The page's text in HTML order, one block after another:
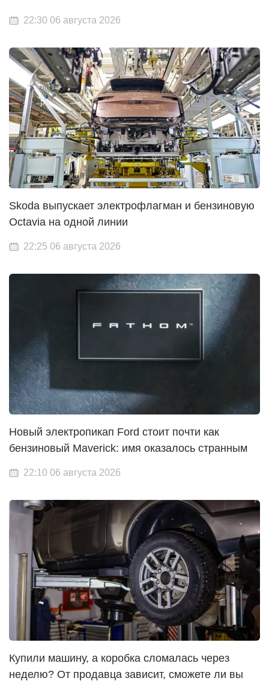
22:30 06 августа 2026
Skoda выпускает электрофлагман и бензиновую
Octavia на одной линии
22:25 06 августа 2026
Новый электропикап Ford стоит почти как
бензиновый Maverick: имя оказалось странным
22:10 06 августа 2026
Купили машину, а коробка сломалась через
неделю? От продавца зависит, сможете ли вы